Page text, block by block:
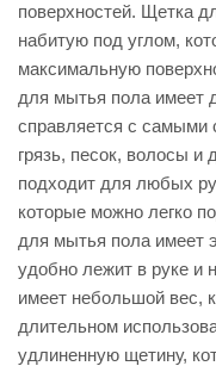
поверхностей. Щетка
набитую под углом,
максимальную
для мытья пола имеет
справляется с самыми
грязь, песок, волосы
подходит для любых
которые можно легко
для мытья пола имеет
удобно лежит в руке и
имеет небольшой вес,
длительном
удлиненную щетину,